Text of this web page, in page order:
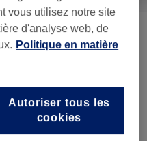
à partir de 70 €
15 €
vous utilisez notre site
d'analyse web, de
Politique en matière
Autoriser tous les
cookies